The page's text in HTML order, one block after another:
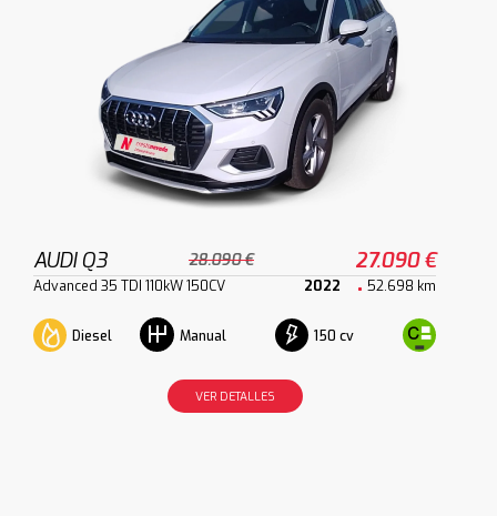
AUDI Q3 28.090 € 27.090 €
Advanced 35 TDI 110kW 150CV 2022 52.698 km
Diesel Manual 150 cv
VER DETALLES